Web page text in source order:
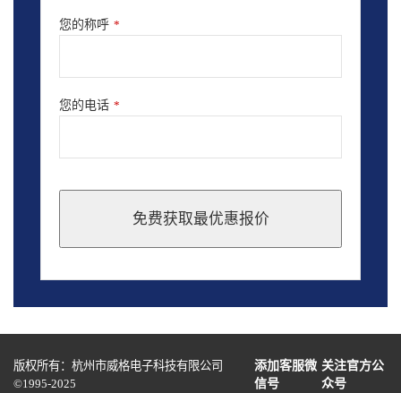
您的称呼 *
您的电话 *
免费获取最优惠报价
should
blank
版权所有：杭州市威格电子科技有限公司
©1995-2025
添加客服微
信号
关注官方公
众号